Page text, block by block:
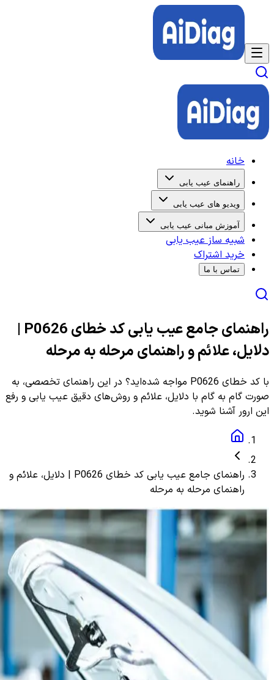
خانه
راهنمای عیب یابی
ویدیو های عیب یابی
آموزش مبانی عیب یابی
شبیه ساز عیب یابی
خرید اشتراک
تماس با ما
راهنمای جامع عیب یابی کد خطای P0626 |
دلایل، علائم و راهنمای مرحله به مرحله
با کد خطای P0626 مواجه شده‌اید؟ در این راهنمای تخصصی، به
صورت گام به گام با دلایل، علائم و روش‌های دقیق عیب یابی و رفع
این ارور آشنا شوید.
راهنمای جامع عیب یابی کد خطای P0626 | دلایل، علائم و
راهنمای مرحله به مرحله